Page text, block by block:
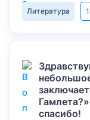
Литература
спасибо!